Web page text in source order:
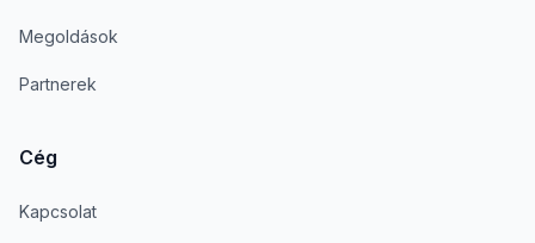
Megoldások
Partnerek
Cég
Kapcsolat